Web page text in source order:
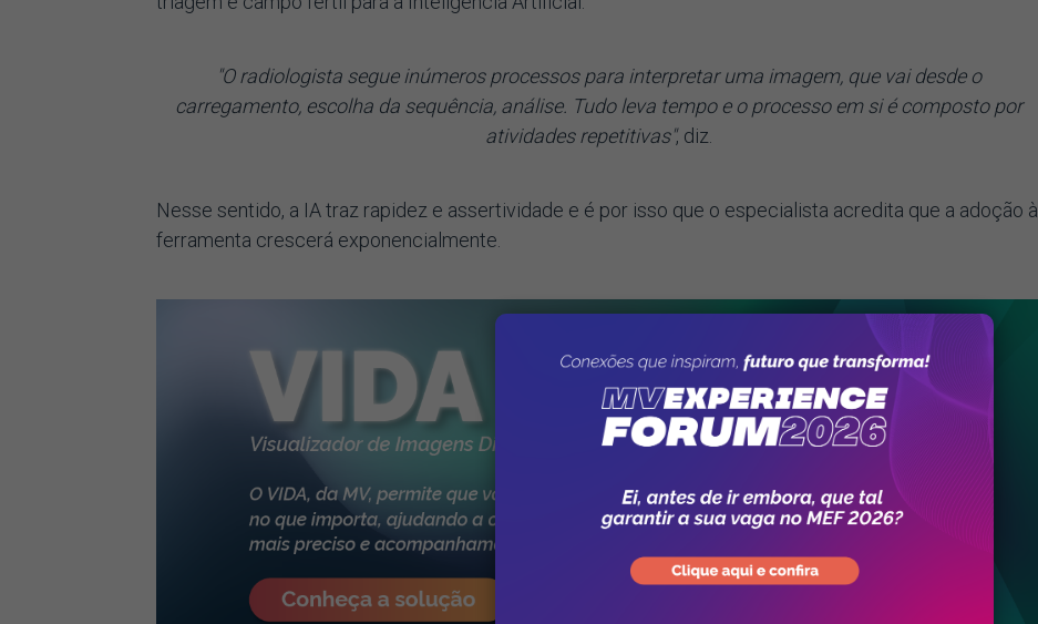
"O radiologista segue inúmeros processos para interpretar uma imagem, que vai desde o
carregamento, escolha da sequência, análise. Tudo leva tempo e o processo em si é composto por
atividades repetitivas", diz.
Nesse sentido, a IA traz rapidez e assertividade e é por isso que o especialista acredita que a adoção à
ferramenta crescerá exponencialmente.